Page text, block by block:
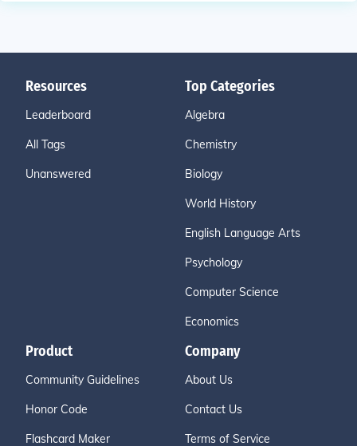
Resources
Leaderboard
All Tags
Unanswered
Top Categories
Algebra
Chemistry
Biology
World History
English Language Arts
Psychology
Computer Science
Economics
Product
Community Guidelines
Honor Code
Flashcard Maker
Company
About Us
Contact Us
Terms of Service